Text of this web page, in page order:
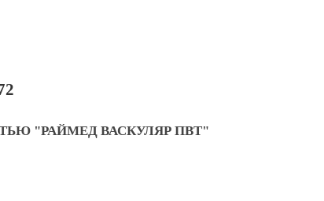
"РАЙМЕД ВАСКУЛЯР ПВТ"